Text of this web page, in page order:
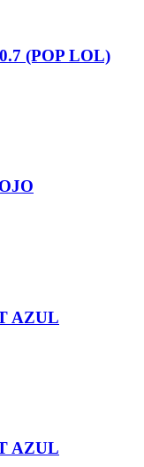
(POP LOL)
AZUL
AZUL